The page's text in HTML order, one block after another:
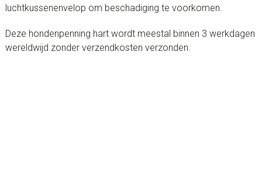
luchtkussenenvelop om beschadiging te voorkomen.
Deze hondenpenning hart wordt meestal binnen 3 werkdagen
wereldwijd zonder verzendkosten verzonden.